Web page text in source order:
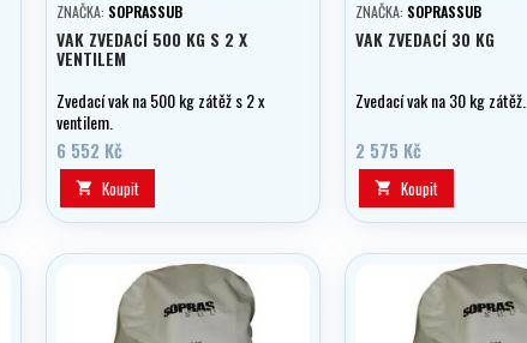
ZNAČKA: SOPRASSUB
VAK ZVEDACÍ 500 KG S 2 X
VENTILEM
Zvedací vak na 500 kg zátěž s 2 x
ventilem.
6 552 Kč
 Koupit
ZNAČKA: SOPRASSUB
VAK ZVEDACÍ 30 KG
Zvedací vak na 30 kg zátěž.
2 575 Kč
 Koupit